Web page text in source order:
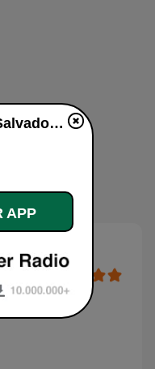
La Jefa Radio El Salvador en vivo
APP